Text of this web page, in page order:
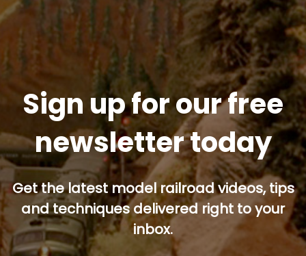
Sign up for our free
newsletter today
Get the latest model railroad videos, tips
and techniques delivered right to your
inbox.